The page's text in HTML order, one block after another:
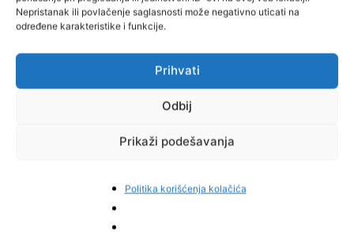
Nepristanak ili povlačenje saglasnosti može negativno uticati na
određene karakteristike i funkcije.
Prihvati
Odbij
Prikaži podešavanja
Politika korišćenja kolačića